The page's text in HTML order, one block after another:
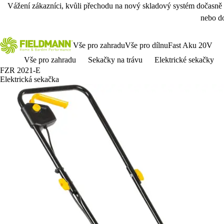
Vážení zákazníci, kvůli přechodu na nový skladový systém
nebo
Vše pro zahraduVše pro dílnuFast Aku 20V
Vše pro zahradu
Sekačky na trávu
Elektrické sekačky
FZR 2021-E
Elektrická sekačka